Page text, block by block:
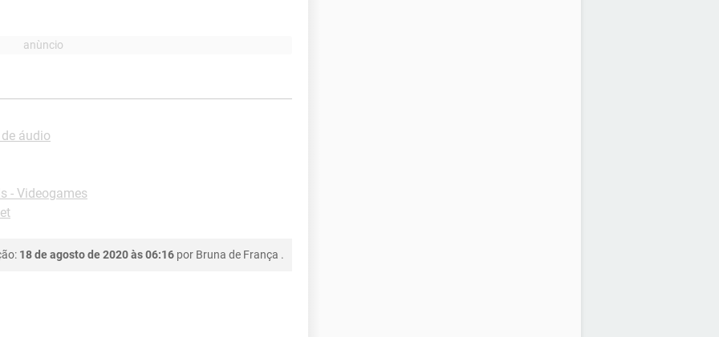
áudio
- Videogames
18 de agosto de 2020 às 06:16 por Bruna de França .